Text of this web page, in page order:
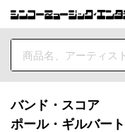
バンド・スコア
ポール・ギルバー